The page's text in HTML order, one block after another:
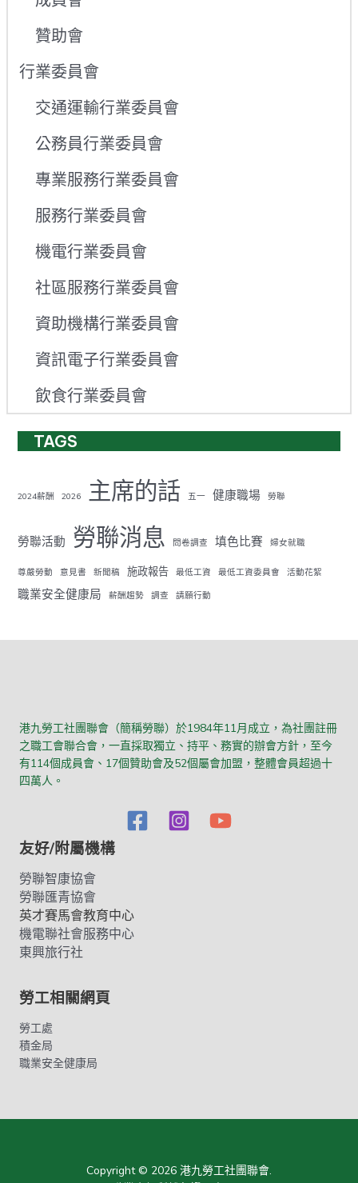
贊助會
行業委員會
交通運輸行業委員會
公務員行業委員會
專業服務行業委員會
服務行業委員會
機電行業委員會
社區服務行業委員會
資助機構行業委員會
資訊電子行業委員會
飲食行業委員會
TAGS
2024薪酬 2026 主席的話 五一 健康職場 勞聯
勞聯活動 勞聯消息 問卷調查 填色比賽 婦女就職
尊嚴勞動 意見書 新聞稿 施政報告 最低工資 最低工資委員會 活動花絮
職業安全健康局 薪酬趨勢 調查 請願行動
港九勞工社團聯會（簡稱勞聯）於1984年11月成立，為社團註冊
之職工會聯合會，一直採取獨立、持平、務實的辦會方針，至今
有114個成員會、17個贊助會及52個屬會加盟，整體會員超過十
四萬人。
友好/附屬機構
勞聯智康協會
勞聯匯青協會
英才賽馬會教育中心
機電聯社會服務中心
東興旅行社
勞工相關網頁
勞工處
積金局
職業安全健康局
Copyright © 2026 港九勞工社團聯會.